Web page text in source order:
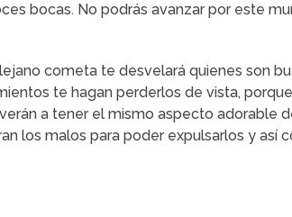
bocas. No podrás avanzar por este
cometa te desvelará quienes son
te hagan perderlos de vista,
a tener el mismo aspecto adorable
los malos para poder expulsarlos y así